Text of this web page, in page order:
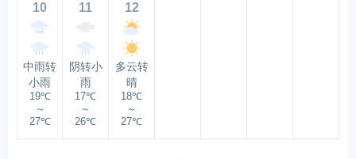
10
中雨转
小雨
19℃
～
27℃
11
阴转小
雨
17℃
～
26℃
12
多云转
晴
18℃
～
27℃